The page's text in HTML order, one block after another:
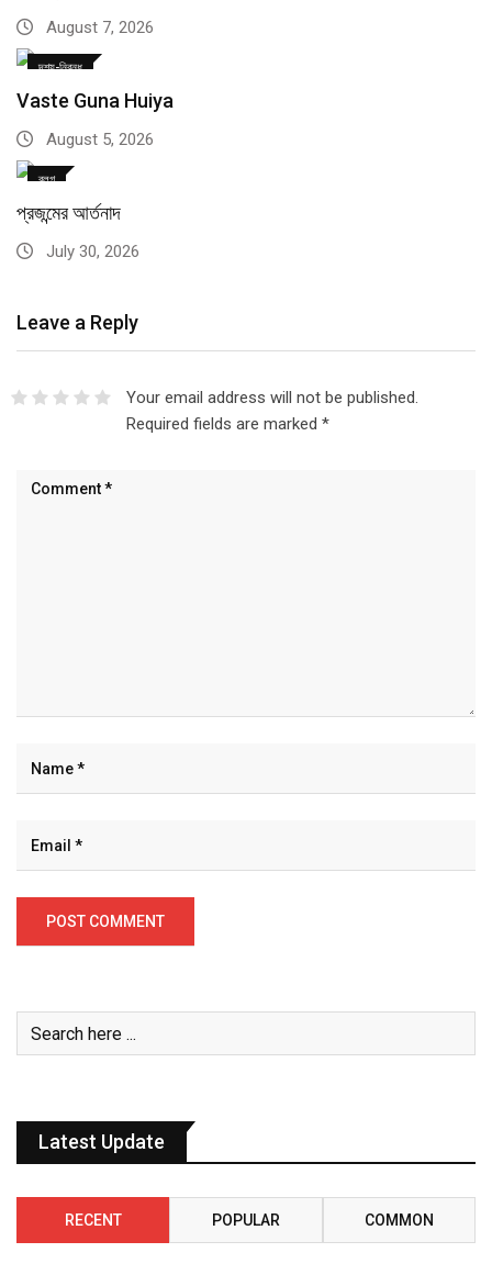
August 7, 2026
দৃশ্য-নিবন্ধ
Vaste Guna Huiya
August 5, 2026
ব্লগ
প্রজন্মের আর্তনাদ
July 30, 2026
Leave a Reply
Your email address will not be published.
Required fields are marked *
Latest Update
RECENT POPULAR COMMON